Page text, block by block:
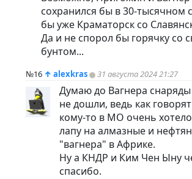
сохранился бы в 30-тысячном
бы уже Краматорск со
Да и не спорол бы горячку со
бунтом...
№16 ↑ alexkras 31 августа 2024 21:27
Думаю до Вагнера
не дошли, ведь как
кому-то в МО очень
лапу на алмазные и
"вагнера" в Африке.
Ну а КНДР и Ким Чен Ыну
спасибо.